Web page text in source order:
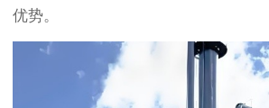
优势。